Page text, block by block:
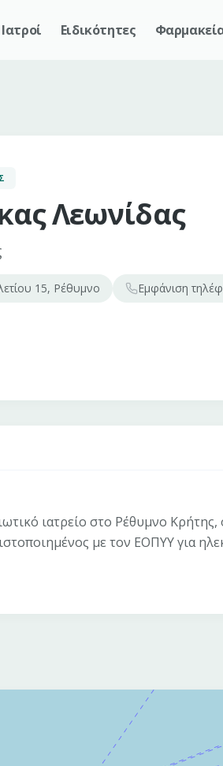
Ιατροί Ειδικότητες
Λεωνίδας
15, Ρέθυμνο Εμφάνιση
ιατρείο στο Ρέθυμνο
με τον ΕΟΠΥΥ για